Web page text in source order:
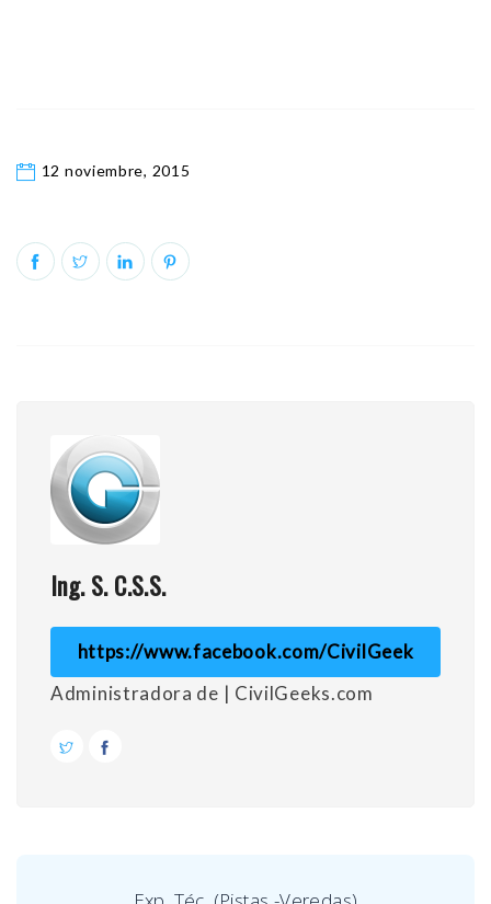
12 noviembre, 2015
Ing. S. C.S.S.
https://www.facebook.com/CivilGeek
Administradora de | CivilGeeks.com